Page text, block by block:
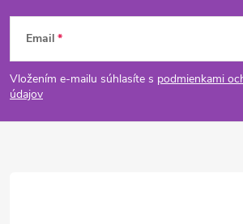
Z
á
p
Email
Vložením e-mailu súhlasíte s podmienkami
údajov